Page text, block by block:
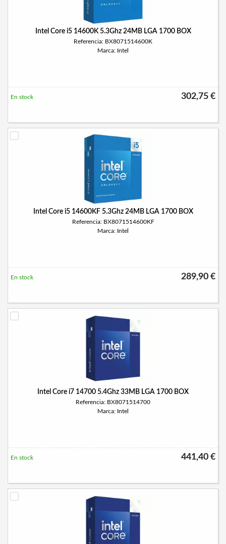
Intel Core i5 14600K 5.3Ghz 24MB LGA 1700 BOX
Referencia: BX8071514600K
Marca: Intel
302,75 €
En stock
Intel Core i5 14600KF 5.3Ghz 24MB LGA 1700 BOX
Referencia: BX8071514600KF
Marca: Intel
289,90 €
En stock
Intel Core i7 14700 5.4Ghz 33MB LGA 1700 BOX
Referencia: BX8071514700
Marca: Intel
441,40 €
En stock